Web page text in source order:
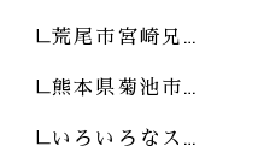
荒尾市宮崎兄…
熊本県菊池市…
いろいろなス…